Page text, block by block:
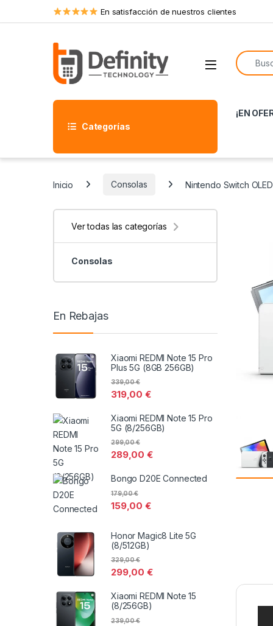
Skip to navigation
Skip to content En satisfacción de nuestros clientes
Open
Search
Categorías
¡EN
Inicio Consolas Nintendo Switch
Ver todas las categorías
Consolas
En Rebajas
Xiaomi REDMI Note 15 Pro
Plus 5G (8GB 256GB)
319,00€
339,00€
Xiaomi REDMI Note 15 Pro
5G (8/256GB)
289,00€
299,00€
Bongo D20E Connected
159,00€
179,00€
Honor Magic8 Lite 5G
(8/512GB)
299,00€
329,00€
Xiaomi REDMI Note 15
(8/256GB)
239,00€